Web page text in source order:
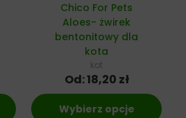
Chico For Pets
Aloes- żwirek
bentonitowy dla
kota
kot
Od:18,20 zł
Wybierz opcje